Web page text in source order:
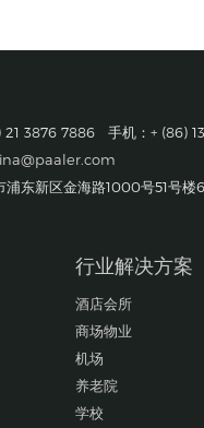
限公司
限公司
司
雷米电机(武汉)有限公司
长沙市轨道交通集团有限公司
宁夏小巨人机床有限公司
郑州财经学院
21 3876 7886 手机：+ (86)
浦东新区金海路1000号51号楼
行业解决方案
酒店会所
商场物业
机场
养老院
学校